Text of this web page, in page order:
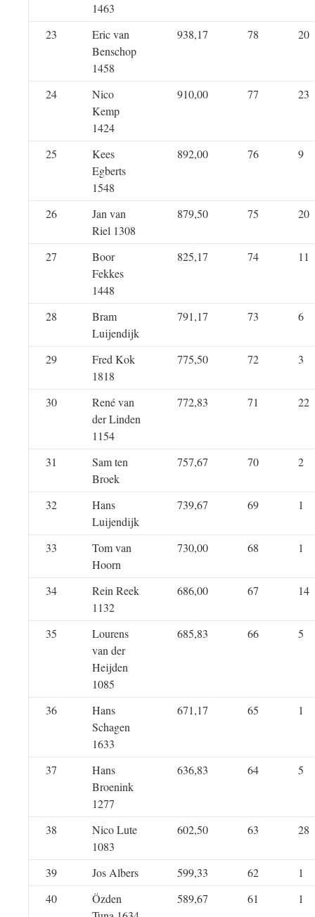
1463
23
Eric van
Benschop
1458
938,17 78 20
24
Nico
Kemp
1424
910,00 77 23
25
Kees
Egberts
1548
892,00 76 9
26
Jan van
Riel 1308
879,50 75 20
27
Boor
Fekkes
1448
825,17 74 11
28
Bram
Luijendijk
791,17 73 6
29
Fred Kok
1818
775,50 72 3
30
René van
der Linden
1154
772,83 71 22
31
Sam ten
Broek
757,67 70 2
32
Hans
Luijendijk
739,67 69 1
33
Tom van
Hoorn
730,00 68 1
34
Rein Reek
1132
686,00 67 14
35
Lourens
van der
Heijden
1085
685,83 66 5
36
Hans
Schagen
1633
671,17 65 1
37
Hans
Broenink
1277
636,83 64 5
38
Nico Lute
1083
602,50 63 28
39 Jos Albers 599,33 62
1
40
Özden
589,67 61 1